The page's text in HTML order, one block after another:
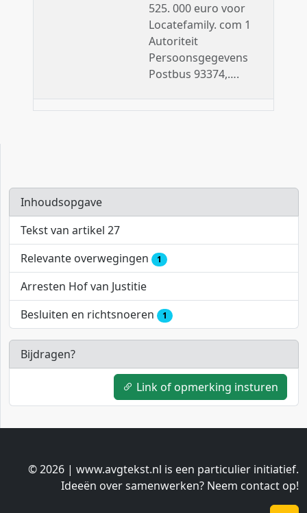
525. 000 euro voor
Locatefamily. com 1
Autoriteit
Persoonsgegevens
Postbus 93374,….
Inhoudsopgave
Tekst van artikel 27
Relevante overwegingen
1
Arresten Hof van Justitie
Besluiten en richtsnoeren
1
Bijdragen?
Link of opmerking insturen
© 2026 | www.avgtekst.nl is een particulier initiatief.
Ideeën over samenwerken? Neem contact op!